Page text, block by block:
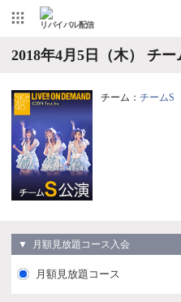
リバイバル配信
2018年4月5日（木） チ
チーム： チームS
▼ 月額見放題コース入会
月額見放題コース